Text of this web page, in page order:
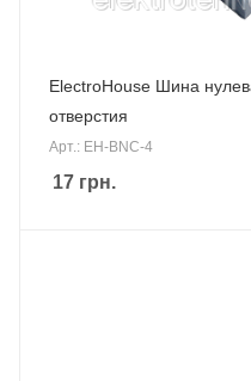
ElectroHouse Шина
отверстия
Арт.: EH-BNC-4
17 грн.